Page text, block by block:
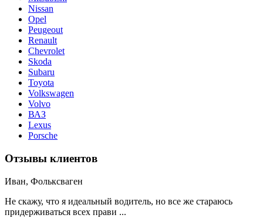
Nissan
Opel
Peugeout
Renault
Chevrolet
Skoda
Subaru
Toyota
Volkswagen
Volvo
ВАЗ
Lexus
Porsche
Отзывы клиентов
Иван, Фольксваген
Не скажу, что я идеальный водитель, но все же стараюсь
придерживаться всех прави ...